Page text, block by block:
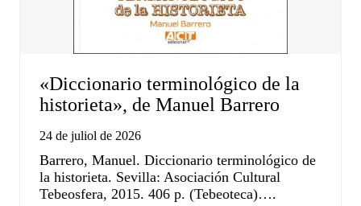
«Diccionario terminológico de la
historieta», de Manuel Barrero
24 de juliol de 2026
Barrero, Manuel. Diccionario terminológico de
la historieta. Sevilla: Asociación Cultural
Tebeosfera, 2015. 406 p. (Tebeoteca)….